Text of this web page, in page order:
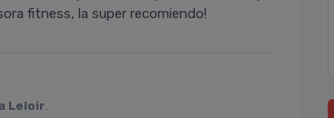
fitness, la super recomiendo!
Leloir.